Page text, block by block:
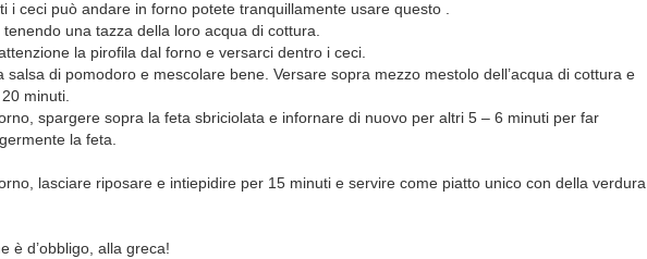
i ceci può andare in forno potete tranquillamente usare questo .
tenendo una tazza della loro acqua di cottura.
la pirofila dal forno e versarci dentro i ceci.
salsa di pomodoro e mescolare bene. Versare sopra mezzo mestolo dell’acqua di cottura e
minuti.
spargere sopra la feta sbriciolata e infornare di nuovo per altri 5 – 6 minuti per far
la feta.
lasciare riposare e intiepidire per 15 minuti e servire come piatto unico con della verdura
è d’obbligo, alla greca!